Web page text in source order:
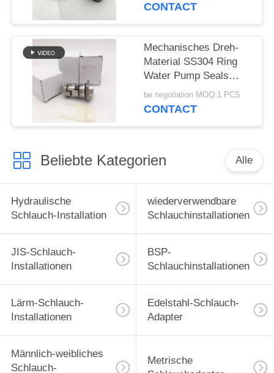
CONTACT
Mechanisches Dreh-
Material SS304 Ring
Water Pump Seals
12mm
be negotiation MOQ:1 PCS
CONTACT
Beliebte Kategorien Alle
Hydraulische
Schlauch-Installation
wiederverwendbare
Schlauchinstallationen
JIS-Schlauch-
Installationen
BSP-
Schlauchinstallationen
Lärm-Schlauch-
Installationen
Edelstahl-Schlauch-
Adapter
Männlich-weibliches
Schlauch-
Metrische